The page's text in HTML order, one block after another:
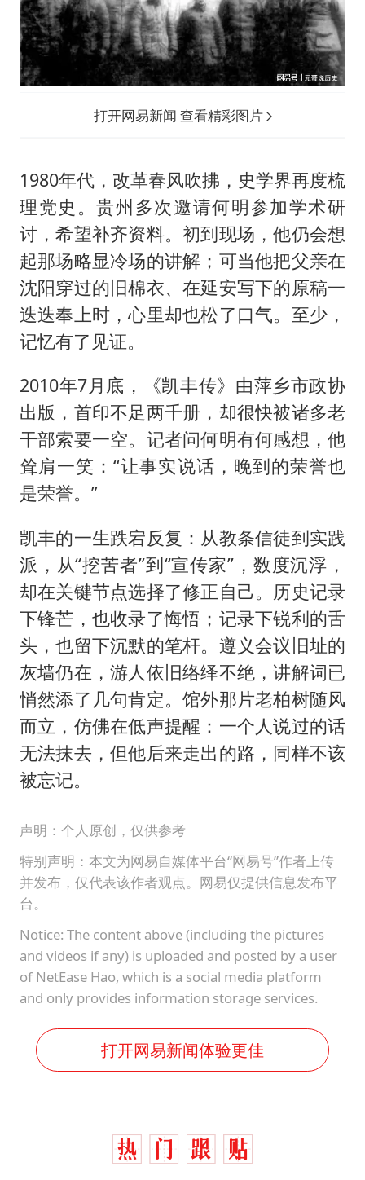
打开网易新闻 查看精彩图片
1980年代，改革春风吹拂，史学界再度梳
理党史。贵州多次邀请何明参加学术研
讨，希望补齐资料。初到现场，他仍会想
起那场略显冷场的讲解；可当他把父亲在
沈阳穿过的旧棉衣、在延安写下的原稿一
迭迭奉上时，心里却也松了口气。至少，
记忆有了见证。
2010年7月底，《凯丰传》由萍乡市政协
出版，首印不足两千册，却很快被诸多老
干部索要一空。记者问何明有何感想，他
耸肩一笑：“让事实说话，晚到的荣誉也
是荣誉。”
凯丰的一生跌宕反复：从教条信徒到实践
派，从“挖苦者”到“宣传家”，数度沉浮，
却在关键节点选择了修正自己。历史记录
下锋芒，也收录了悔悟；记录下锐利的舌
头，也留下沉默的笔杆。遵义会议旧址的
灰墙仍在，游人依旧络绎不绝，讲解词已
悄然添了几句肯定。馆外那片老柏树随风
而立，仿佛在低声提醒：一个人说过的话
无法抹去，但他后来走出的路，同样不该
被忘记。
声明：个人原创，仅供参考
特别声明：本文为网易自媒体平台“网易号”作者上传
并发布，仅代表该作者观点。网易仅提供信息发布平
台。
Notice: The content above (including the pictures
and videos if any) is uploaded and posted by a user
of NetEase Hao, which is a social media platform
and only provides information storage services.
打开网易新闻体验更佳